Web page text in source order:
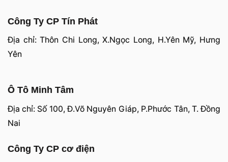
Công Ty CP Tín Phát
Địa chỉ: Thôn Chi Long, X.Ngọc Long, H.Yên Mỹ, Hưng
Yên
Ô Tô Minh Tâm
Địa chỉ: Số 100, Đ.Võ Nguyên Giáp, P.Phước Tân, T. Đồng
Nai
Công Ty CP cơ điện